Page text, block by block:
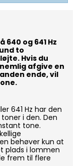
og 641 Hz
to
Hvis du
afgive en
ende, vil
641 Hz har den
i den. Den
tone.
behøver kun at
plads i lommen
frem til flere